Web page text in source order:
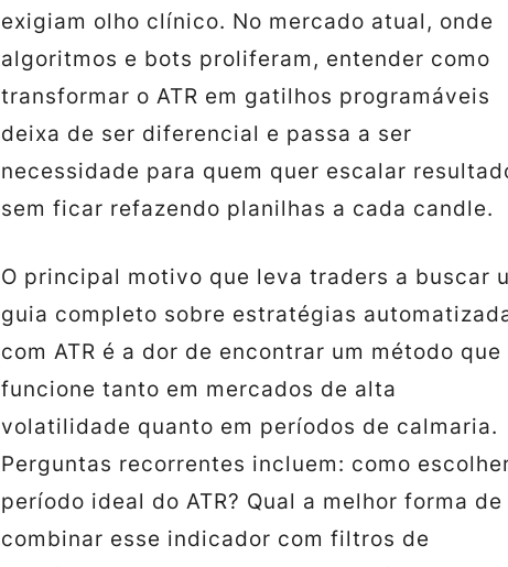
exigiam olho clínico. No mercado atual, onde
algoritmos e bots proliferam, entender como
transformar o ATR em gatilhos programáveis
deixa de ser diferencial e passa a ser
necessidade para quem quer escalar
sem ficar refazendo planilhas a cada candle.
O principal motivo que leva traders a buscar
guia completo sobre estratégias
com ATR é a dor de encontrar um método que
funcione tanto em mercados de alta
volatilidade quanto em períodos de calmaria.
Perguntas recorrentes incluem: como
período ideal do ATR? Qual a melhor forma de
combinar esse indicador com filtros de